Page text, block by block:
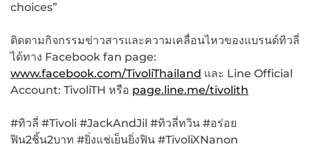
choices”
ติดตามกิจกรรมข่าวสารและความเคลื่อนไหวของแบรนด์ทิวลี่
ได้ทาง Facebook fan page:
www.facebook.com/TivoliThailand และ Line Official
Account: TivoliTH หรือ page.line.me/tivolith
#ทิวลี่ #Tivoli #JackAndJil #ทิวลี่ทวิน #อร่อย
ฟิน2ชิ้น2บาท #ยิ่งแช่เย็นยิ่งฟิน #TivoliXNanon